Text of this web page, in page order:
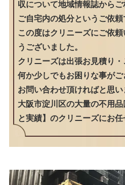
収について地域情報誌からご
ご自宅内の処分というご依頼
この度はクリニーズにご依
うございました。
クリニーズは出張お見積り
何か少しでもお困りな事が
お問い合わせ頂ければと思い
大阪市淀川区の大量の不用
と実績】のクリニーズにお任